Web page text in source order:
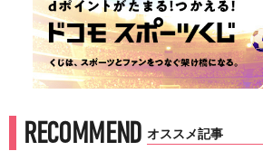
RECOMMEND オススメ記事